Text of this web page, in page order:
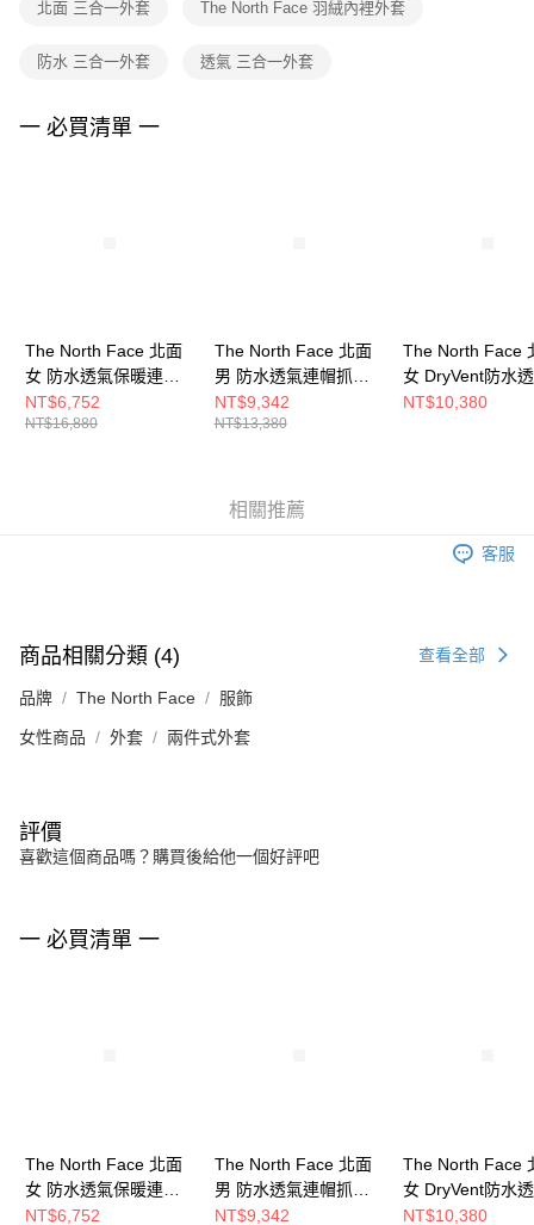
３．未成年的使用者請事先徵得法定代理人或監護人之同意方可使用
４．使用「AFTEE先享後付」時，將依據個別帳號之用戶狀況，依本公司即
北面 三合一外套 The North Face 羽絨內裡外套
防水 三合一外套 透氣 三合一外套
一 必買清單 一
The North Face 北面
女 防水透氣保暖連帽
羽絨內裡三合一外套
NF0A88RW7O1
NT$6,752
NT$16,880
The North Face 北面
男 防水透氣連帽抓絨
內裡三合一外套
NF0A89ZSJK3
NT$9,342
NT$13,380
The North Face
女 DryVent防水
絨內裡三合一外
NT$10,380
相關推薦
客服
商品相關分類 (4) 查看全部
品牌 The North Face 服飾
女性商品 外套 兩件式外套
評價
喜歡這個商品嗎？購買後給他一個好評吧
一 必買清單 一
The North Face 北面
女 防水透氣保暖連帽
羽絨內裡三合一外套
NT$6,752
The North Face 北面
男 防水透氣連帽抓絨
內裡三合一外套
NT$9,342
The North Face
女 DryVent防水
絨內裡三合一外
NT$10,380